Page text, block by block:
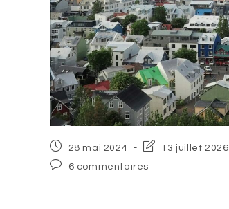
Post
published:
28 mai 2024
Post
modified:
13 juillet 2026
Post6 commentaires